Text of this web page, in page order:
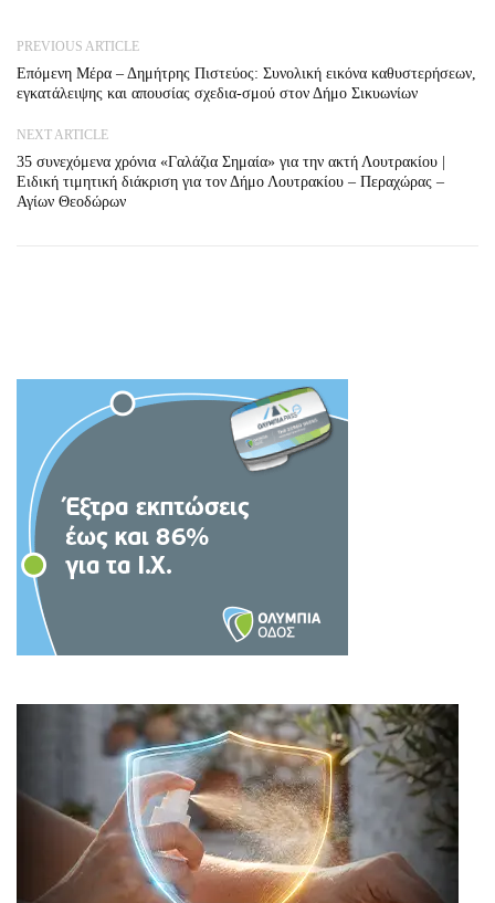
PREVIOUS ARTICLE
Επόμενη Μέρα – Δημήτρης Πιστεύος: Συνολική εικόνα καθυστερήσεων,
εγκατάλειψης και απουσίας σχεδια-σμού στον Δήμο Σικυωνίων
NEXT ARTICLE
35 συνεχόμενα χρόνια «Γαλάζια Σημαία» για την ακτή Λουτρακίου |
Ειδική τιμητική διάκριση για τον Δήμο Λουτρακίου – Περαχώρας –
Αγίων Θεοδώρων